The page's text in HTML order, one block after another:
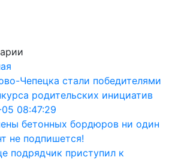
Чепецка стали победителями
родительских инициатив
08:47:29
бетонных бордюров ни один
не подпишется!
подрядчик приступил к